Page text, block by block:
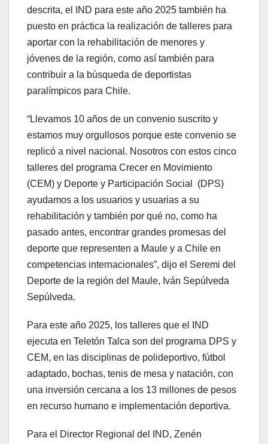
descrita, el IND para este año 2025 también ha
puesto en práctica la realización de talleres para
aportar con la rehabilitación de menores y
jóvenes de la región, como así también para
contribuir a la búsqueda de deportistas
paralímpicos para Chile.
“Llevamos 10 años de un convenio suscrito y
estamos muy orgullosos porque este convenio se
replicó a nivel nacional. Nosotros con estos cinco
talleres del programa Crecer en Movimiento
(CEM) y Deporte y Participación Social (DPS)
ayudamos a los usuarios y usuarias a su
rehabilitación y también por qué no, como ha
pasado antes, encontrar grandes promesas del
deporte que representen a Maule y a Chile en
competencias internacionales”, dijo el Seremi del
Deporte de la región del Maule, Iván Sepúlveda
Sepúlveda.
Para este año 2025, los talleres que el IND
ejecuta en Teletón Talca son del programa DPS y
CEM, en las disciplinas de polideportivo, fútbol
adaptado, bochas, tenis de mesa y natación, con
una inversión cercana a los 13 millones de pesos
en recurso humano e implementación deportiva.
Para el Director Regional del IND, Zenén